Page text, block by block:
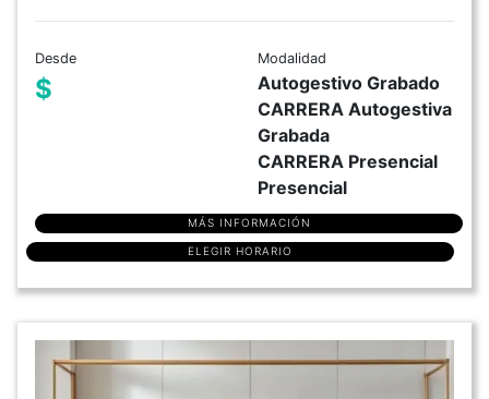
Desde
$
Modalidad
Autogestivo Grabado
CARRERA Autogestiva
Grabada
CARRERA Presencial
Presencial
MÁS INFORMACIÓN
ELEGIR HORARIO